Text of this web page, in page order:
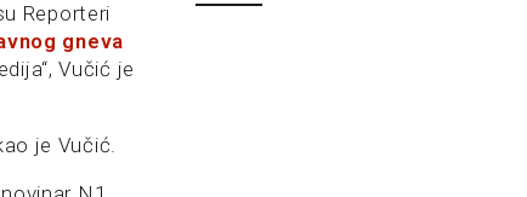
Reporteri
gneva
Vučić je
je Vučić.